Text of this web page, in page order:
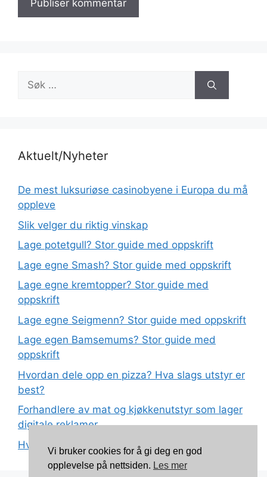
Søk
etter:
Aktuelt/Nyheter
De mest luksuriøse casinobyene i Europa du må
oppleve
Slik velger du riktig vinskap
Lage potetgull? Stor guide med oppskrift
Lage egne Smash? Stor guide med oppskrift
Lage egne kremtopper? Stor guide med
oppskrift
Lage egne Seigmenn? Stor guide med oppskrift
Lage egen Bamsemums? Stor guide med
oppskrift
Hvordan dele opp en pizza? Hva slags utstyr er
best?
Forhandlere av mat og kjøkkenutstyr som lager
digitale reklamer
Hva betyr det at plast har matkvalitet?
Vi bruker cookies for å gi deg en god
opplevelse på nettsiden. Les mer